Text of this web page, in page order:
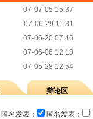
07-07-05 15:37
07-06-29 11:31
07-06-20 07:46
07-06-06 12:18
07-05-28 12:54
辩论区
匿名发表：
匿名发表：